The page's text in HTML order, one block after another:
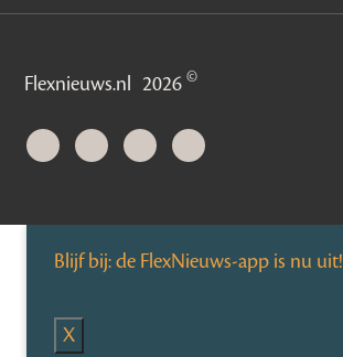
Flexnieuws.nl 2026©
Blijf bij: de FlexNieuws-app is nu uit!
X